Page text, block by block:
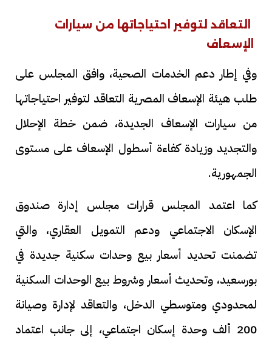
التعاقد لتوفير احتياجاتها من سيارات
الإسعاف
وفي إطار دعم الخدمات الصحية، وافق المجلس على
طلب هيئة الإسعاف المصرية التعاقد لتوفير احتياجاتها
من سيارات الإسعاف الجديدة، ضمن خطة الإحلال
والتجديد وزيادة كفاءة أسطول الإسعاف على مستوى
الجمهورية.
كما اعتمد المجلس قرارات مجلس إدارة صندوق
الإسكان الاجتماعي ودعم التمويل العقاري، والتي
تضمنت تحديد أسعار بيع وحدات سكنية جديدة في
بورسعيد، وتحديث أسعار وشروط بيع الوحدات السكنية
لمحدودي ومتوسطي الدخل، والتعاقد لإدارة وصيانة
200 ألف وحدة إسكان اجتماعي، إلى جانب اعتماد